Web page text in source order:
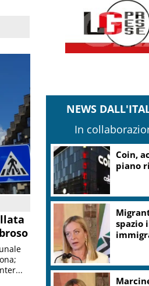
NEWS
In
Coin,
piano
spazio